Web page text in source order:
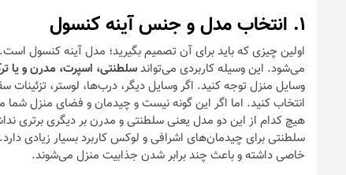
۱. انتخاب مدل و جنس آینه کنسول
اولین چیزی که باید برای آن تصمیم بگیرید؛ مدل آینه کنسول
می‌شود. این وسیله کاربردی می‌تواندسلطنتی، اسپرت، مدرن و یا
وسایل منزل توجه کنید. اگر وسایل دیگر، درب‌ها، لوستر،
انتخاب کنید. اما اگر این گونه نیست و چیدمان و فضای منزل
هیچ کدام از این دو مدل یعنی سلطنتی و مدرن بر دیگری برتری
سلطنتی برای چیدمان‌های اشرافی و لوکس کاربرد بسیار زیادی
خاصی داشته و باعث چند برابر شدن جذابیت منزل می‌شوند.